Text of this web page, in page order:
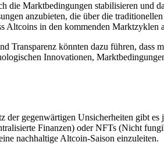
Marktbedingungen stabilisieren und
anzubieten, die über die
Altcoins in den kommenden Marktzyklen
Transparenz könnten dazu führen, dass
Innovationen,
gegenwärtigen Unsicherheiten gibt es
Finanzen) oder NFTs (Nicht
nachhaltige Altcoin-Saison einzuleiten.